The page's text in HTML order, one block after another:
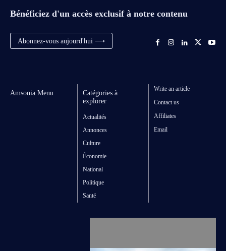
Bénéficiez d'un accès exclusif à notre contenu
Abonnez-vous aujourd'hui ⟶
Amsonia Menu
Catégories à
explorer
Actualités
Annonces
Culture
Économie
National
Politique
Santé
Write an article
Contact us
Affiliates
Email